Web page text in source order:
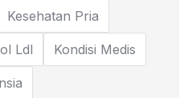
Kesehatan Pria
Ldl Kondisi Medis